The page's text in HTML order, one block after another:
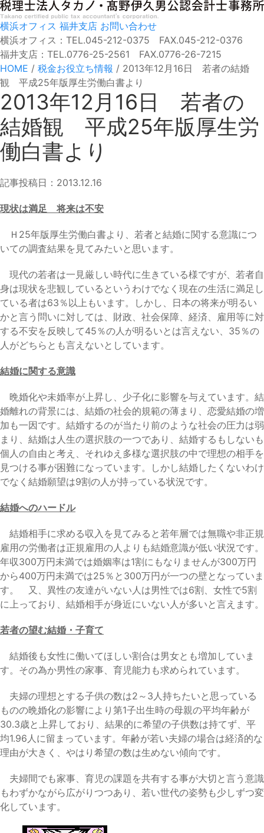
横浜オフィス 福井支店 お問い合わせ
横浜オフィス：TEL.045-212-0375 FAX.045-212-0376
福井支店：TEL.0776-25-2561 FAX.0776-26-7215
HOME / 税金お役立ち情報 / 2013年12月16日 若者の結婚
観 平成25年版厚生労働白書より
2013年12月16日 若者の
結婚観 平成25年版厚生労
働白書より
記事投稿日：2013.12.16
現状は満足 将来は不安
Ｈ25年版厚生労働白書より、若者と結婚に関する意識につ
いての調査結果を見てみたいと思います。
現代の若者は一見厳しい時代に生きている様ですが、若者自
身は現状を悲観しているというわけでなく現在の生活に満足し
ている者は63％以上もいます。しかし、日本の将来が明るい
かと言う問いに対しては、財政、社会保障、経済、雇用等に対
する不安を反映して45％の人が明るいとは言えない、35％の
人がどちらとも言えないとしています。
結婚に関する意識
晩婚化や未婚率が上昇し、少子化に影響を与えています。結
婚離れの背景には、結婚の社会的規範の薄まり、恋愛結婚の増
加も一因です。結婚するのが当たり前のような社会の圧力は弱
まり、結婚は人生の選択肢の一つであり、結婚するもしないも
個人の自由と考え、それゆえ多様な選択肢の中で理想の相手を
見つける事が困難になっています。しかし結婚したくないわけ
でなく結婚願望は9割の人が持っている状況です。
結婚へのハードル
結婚相手に求める収入を見てみると若年層では無職や非正規
雇用の労働者は正規雇用の人よりも結婚意識が低い状況です。
年収300万円未満では婚姻率は1割にもなりませんが300万円
から400万円未満では25％と300万円が一つの壁となっていま
す。 又、異性の友達がいない人は男性では6割、女性で5割
に上っており、結婚相手が身近にいない人が多いと言えます。
若者の望む結婚・子育て
結婚後も女性に働いてほしい割合は男女とも増加していま
す。その為か男性の家事、育児能力も求められています。
夫婦の理想とする子供の数は2～3人持ちたいと思っている
ものの晩婚化の影響により第1子出生時の母親の平均年齢が
30.3歳と上昇しており、結果的に希望の子供数は持てず、平
均1.96人に留まっています。年齢が若い夫婦の場合は経済的な
理由が大きく、やはり希望の数は生めない傾向です。
夫婦間でも家事、育児の課題を共有する事が大切と言う意識
もわずかながら広がりつつあり、若い世代の姿勢も少しずつ変
化しています。